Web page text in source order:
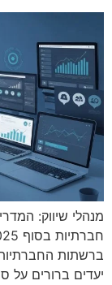
מנהלי שיווק:
ברשתות
יעדים ברורים על